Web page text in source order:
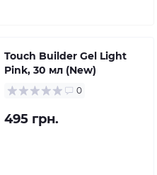
Touch Builder Gel Light
Pink, 30 мл (New)
0
495 грн.